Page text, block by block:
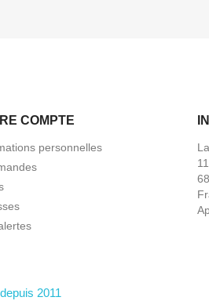
COMPTE
personnelles
2011